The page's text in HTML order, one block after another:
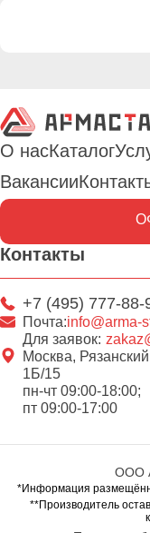
О насКаталог
Вакансии
Контакты
+7 (495) 777-88-
Почта:info@arma-
Для заявок:
Москва,
1Б/15
пн-чт 09:00-18:00;
пт 09:00-17:00
ООО
*Информация
**Производитель